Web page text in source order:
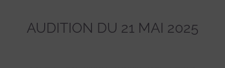
AUDITION DU 21 MAI 2025